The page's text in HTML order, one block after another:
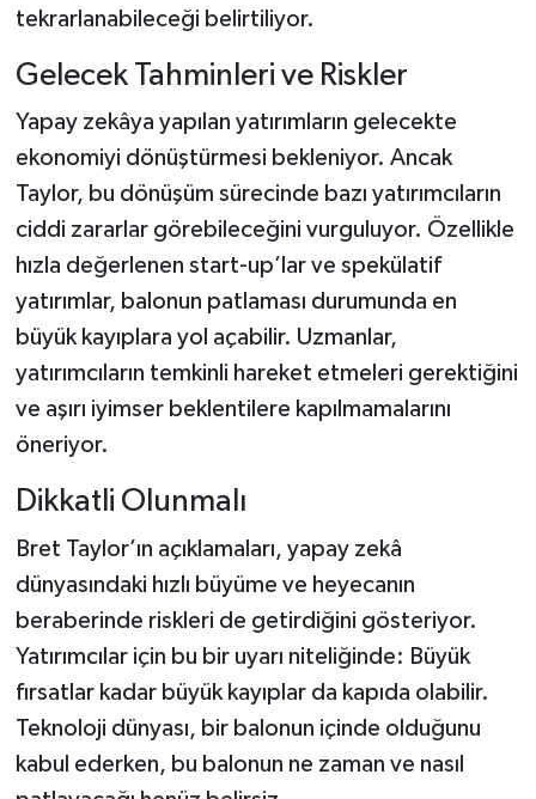
tekrarlanabileceği belirtiliyor.
Gelecek Tahminleri ve Riskler
Yapay zekâya yapılan yatırımların gelecekte
ekonomiyi dönüştürmesi bekleniyor. Ancak
Taylor, bu dönüşüm sürecinde bazı yatırımcıların
ciddi zararlar görebileceğini vurguluyor. Özellikle
hızla değerlenen start-up’lar ve spekülatif
yatırımlar, balonun patlaması durumunda en
büyük kayıplara yol açabilir. Uzmanlar,
yatırımcıların temkinli hareket etmeleri gerektiğini
ve aşırı iyimser beklentilere kapılmamalarını
öneriyor.
Dikkatli Olunmalı
Bret Taylor’ın açıklamaları, yapay zekâ
dünyasındaki hızlı büyüme ve heyecanın
beraberinde riskleri de getirdiğini gösteriyor.
Yatırımcılar için bu bir uyarı niteliğinde: Büyük
fırsatlar kadar büyük kayıplar da kapıda olabilir.
Teknoloji dünyası, bir balonun içinde olduğunu
kabul ederken, bu balonun ne zaman ve nasıl